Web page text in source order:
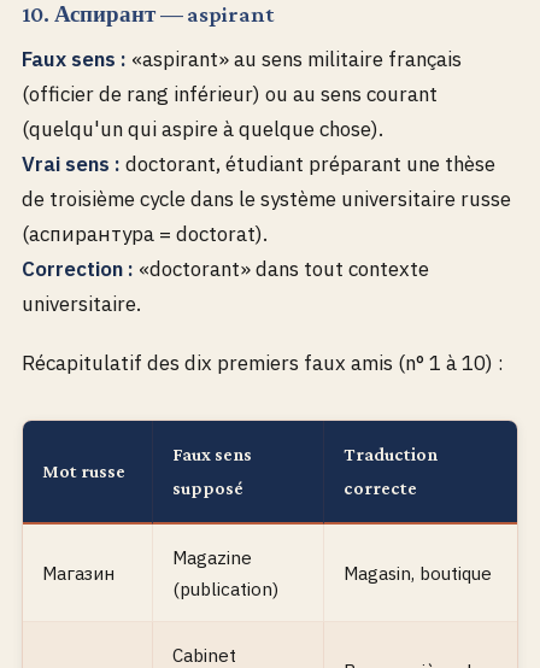
10. Аспирант — aspirant
Faux sens : «aspirant» au sens militaire français
(officier de rang inférieur) ou au sens courant
(quelqu'un qui aspire à quelque chose).
Vrai sens : doctorant, étudiant préparant une thèse
de troisième cycle dans le système universitaire russe
(аспирантура = doctorat).
Correction : «doctorant» dans tout contexte
universitaire.
Récapitulatif des dix premiers faux amis (n° 1 à 10) :
Mot russe
Faux sens
supposé
Traduction
correcte
Магазин
Magazine
(publication)
Magasin, boutique
Cabinet